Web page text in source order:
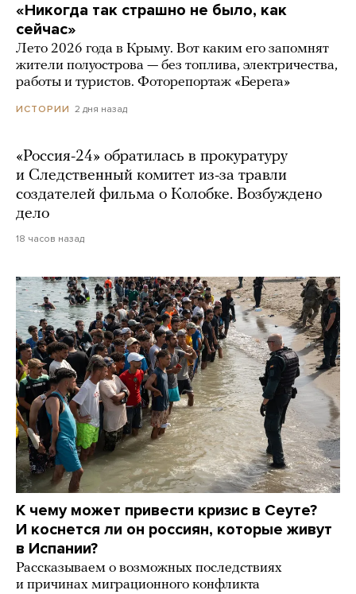
«Никогда так страшно не было, как
сейчас»
Лето 2026 года в Крыму. Вот каким его запомнят
жители полуострова — без топлива, электричества,
работы и туристов. Фоторепортаж «Берега»
ИСТОРИИ 2 дня назад
«Россия-24» обратилась в прокуратуру
и Следственный комитет из-за травли
создателей фильма о Колобке. Возбуждено
дело
18 часов назад
К чему может привести кризис в Сеуте?
И коснется ли он россиян, которые живут
в Испании?
Рассказываем о возможных последствиях
и причинах миграционного конфликта